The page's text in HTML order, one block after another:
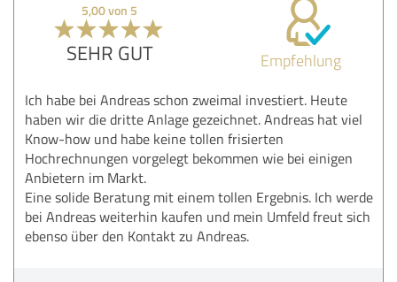
5,00 von 5
SEHR GUT Empfehlung
Ich habe bei Andreas schon zweimal investiert. Heute
haben wir die dritte Anlage gezeichnet. Andreas hat viel
Know-how und habe keine tollen frisierten
Hochrechnungen vorgelegt bekommen wie bei einigen
Anbietern im Markt.
Eine solide Beratung mit einem tollen Ergebnis. Ich werde
bei Andreas weiterhin kaufen und mein Umfeld freut sich
ebenso über den Kontakt zu Andreas.